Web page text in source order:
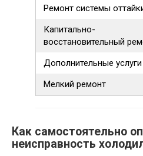
Ремонт системы
Капитально-
восстановительный
Дополнительные услуги
Мелкий ремонт
Как самостоятельно
неисправность